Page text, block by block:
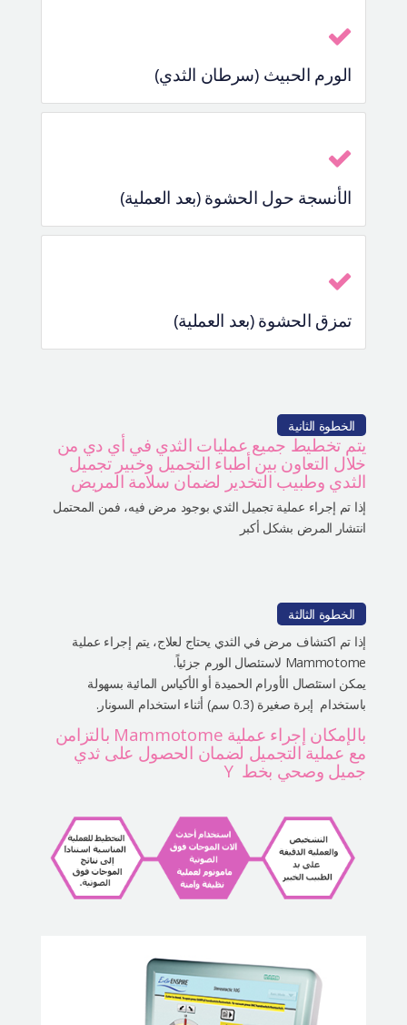
الورم الحبيث (سرطان الثدي)
الأنسجة حول الحشوة (بعد العملية)
تمزق الحشوة (بعد العملية)
الخطوة الثانية
يتم تخطيط جميع عمليات الثدي في أي دي من
خلال التعاون بين أطباء التجميل وخبير تجميل
الثدي وطبيب التخدير لضمان سلامة المريض
إذا تم إجراء عملية تجميل الثدي بوجود مرض فيه، فمن المحتمل
انتشار المرض بشكل أكبر
الخطوة الثالثة
إذا تم اكتشاف مرض في الثدي يحتاج لعلاج، يتم إجراء عملية
Mammotome لاستئصال الورم جزئياً.
يمكن استئصال الأورام الحميدة أو الأكياس المائية بسهولة
باستخدام إبرة صغيرة (0.3 سم) أثناء استخدام السونار.
بالإمكان إجراء عملية Mammotome بالتزامن
مع عملية التجميل لضمان الحصول على ثدي
جميل وصحي بخط Y